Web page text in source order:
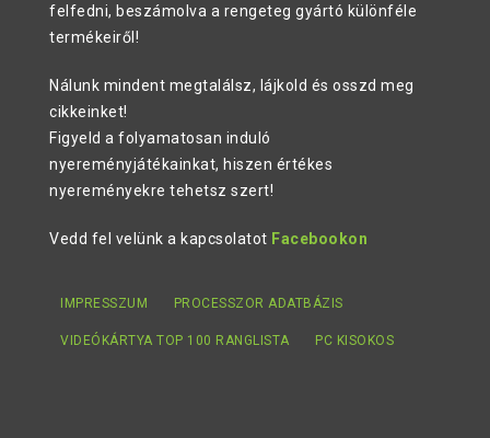
felfedni, beszámolva a rengeteg gyártó különféle
termékeiről!
Nálunk mindent megtalálsz, lájkold és osszd meg
cikkeinket!
Figyeld a folyamatosan induló
nyereményjátékainkat, hiszen értékes
nyereményekre tehetsz szert!
Vedd fel velünk a kapcsolatot Facebookon
IMPRESSZUM PROCESSZOR ADATBÁZIS
VIDEÓKÁRTYA TOP 100 RANGLISTA PC KISOKOS